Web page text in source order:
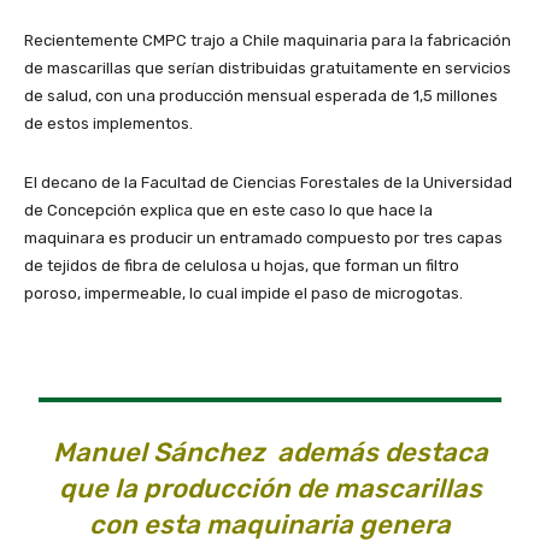
Recientemente CMPC trajo a Chile maquinaria para la fabricación
de mascarillas que serían distribuidas gratuitamente en servicios
de salud, con una producción mensual esperada de 1,5 millones
de estos implementos.
El decano de la Facultad de Ciencias Forestales de la Universidad
de Concepción explica que en este caso lo que hace la
maquinara es producir un entramado compuesto por tres capas
de tejidos de fibra de celulosa u hojas, que forman un filtro
poroso, impermeable, lo cual impide el paso de microgotas.
Manuel Sánchez además destaca
que la producción de mascarillas
con esta maquinaria genera